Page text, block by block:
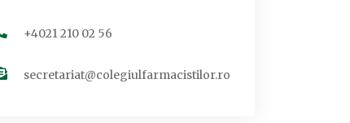
+4021 210 02 56
secretariat@colegiulfarmacistilor.ro